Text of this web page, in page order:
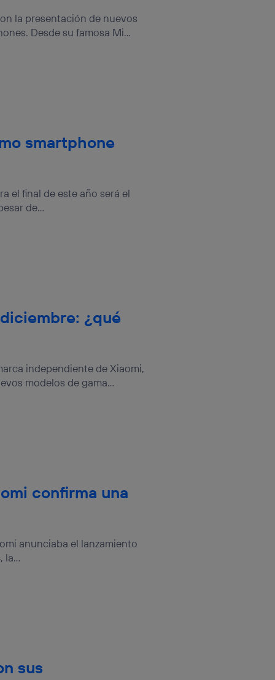
la presentación de nuevos
Desde su famosa Mi...
smartphone
el final de este año será el
de...
¿qué
independiente de Xiaomi,
modelos de gama...
confirma una
anunciaba el lanzamiento
la...
sus
que